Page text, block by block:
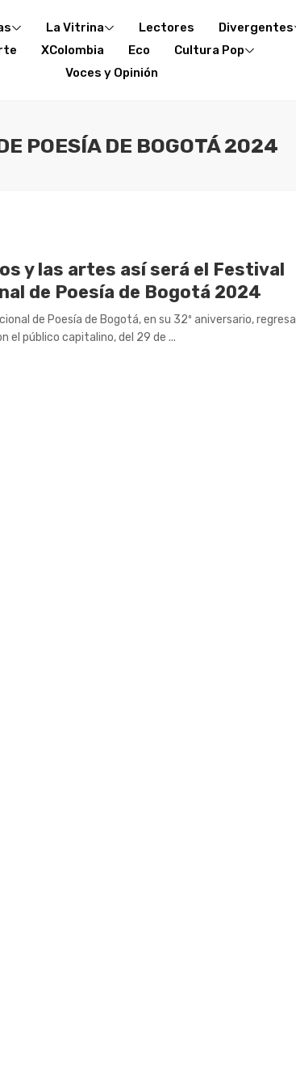
La Vitrina Lectores
Divergentes
XColombia Eco
Cultura Pop
Voces y Opinión
POESÍA DE BOGOTÁ 2024
y las artes así será el Festival
de Poesía de Bogotá 2024
de Poesía de Bogotá, en su 32º aniversario, regresa
el público capitalino, del 29 de ...